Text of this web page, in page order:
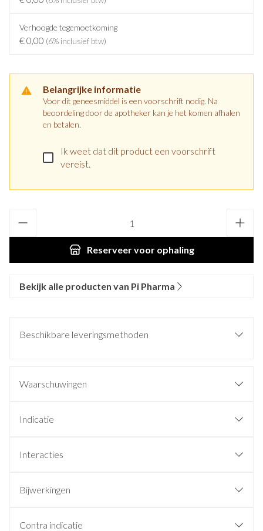
Verhoogde tegemoetkoming
€ 0,00 (6% inclusief btw)
Belangrijke informatie
Voor dit geneesmiddel is een voorschrift nodig. Na
beoordeling door de apotheker kan je het komen afhalen
en betalen.
Ik weet dat dit product een voorschrift
vereist.
Reserveervoor ophaling
Bekijk alle producten van Pi Pharma
Beschikbare leveringsmethoden
Waarschuwingen
Indicatie
Interacties
Bijwerkingen
Contra indicatie